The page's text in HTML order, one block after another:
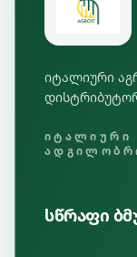
იტალიური
ᲘᲢᲐᲚᲘᲣᲠᲘ
სწრაფი